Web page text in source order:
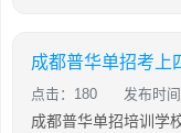
成都普华单招考上
点击：180 发布时
成都普华单招培训学